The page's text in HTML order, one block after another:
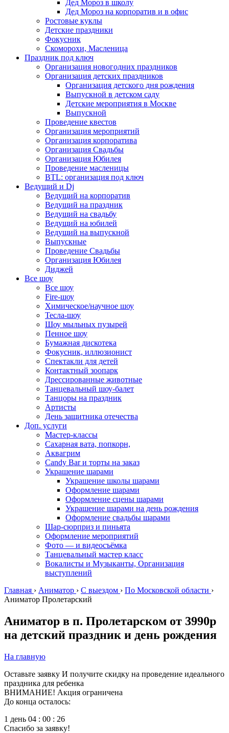
Дед Мороз в школу
Дед Мороз на корпоратив и в офис
Ростовые куклы
Детские праздники
Фокусник
Скоморохи, Масленица
Праздник под ключ
Организация новогодних праздников
Организация детских праздников
Организация детского дня рождения
Выпускной в детском саду
Детские мероприятия в Москве
Выпускной
Проведение квестов
Организация мероприятий
Организация корпоратива
Организация Свадьбы
Организация Юбилея
Проведение масленицы
BTL: организация под ключ
Ведущий и Dj
Ведущий на корпоратив
Ведущий на праздник
Ведущий на свадьбу
Ведущий на юбилей
Ведущий на выпускной
Выпускные
Проведение Свадьбы
Организация Юбилея
Диджей
Все шоу
Все шоу
Fire-шоу
Химическое/научное шоу
Тесла-шоу
Шоу мыльных пузырей
Пенное шоу
Бумажная дискотека
Фокусник, иллюзионист
Спектакли для детей
Контактный зоопарк
Дрессированные животные
Танцевальный шоу-балет
Танцоры на праздник
Артисты
День защитника отечества
Доп. услуги
Мастер-классы
Сахарная вата, попкорн,
Аквагрим
Candy Bar и торты на заказ
Украшение шарами
Украшение школы шарами
Оформление шарами
Оформление сцены шарами
Украшение шарами на день рождения
Оформление свадьбы шарами
Шар-сюрприз и пиньята
Оформление мероприятий
Фото — и видеосъёмка
Танцевальный мастер класс
Вокалисты и Музыканты, Организация
выступлений
Главная › Аниматор › С выездом › По Московской области ›
Аниматор Пролетарский
Аниматор в п. Пролетарском от 3990р
на детский праздник и день рождения
На главную
Оставьте заявку И получите скидку на проведение идеального
праздника для ребенка
ВНИМАНИЕ! Акция ограничена
До конца осталось:
1 день 04 : 00 : 25
Спасибо за заявку!